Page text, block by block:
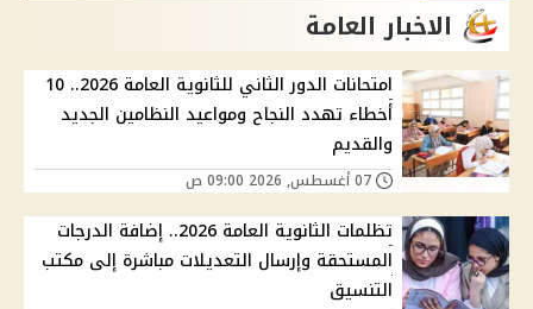
الاخبار العامة
امتحانات الدور الثاني للثانوية العامة 2026.. 10
أخطاء تهدد النجاح ومواعيد النظامين الجديد
والقديم
تظلمات الثانوية العامة 2026.. إضافة الدرجات
المستحقة وإرسال التعديلات مباشرة إلى مكتب
التنسيق